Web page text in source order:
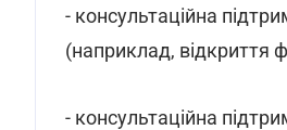
- консультаційна
(наприклад, відкриття
- консультаційна